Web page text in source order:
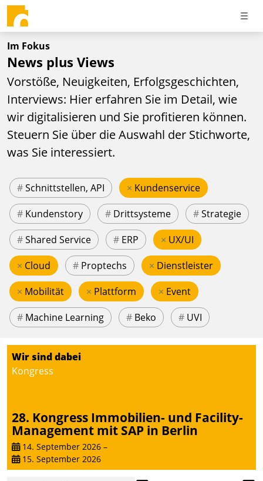
Im Fokus
News plus Views
Vorstöße, Neuigkeiten, Erfolgsgeschichten,
Interviews: Hier erfahren Sie im Detail, wie
wir digitalisieren und Sie profitieren können.
Steuern Sie über die Auswahl der Stichworte,
was Sie interessiert.
#Schnittstellen, API × Kundenservice
# Kundenstory # Drittsysteme #Strategie
#Shared Service # ERP × UX/UI
× Cloud # Proptechs × Dienstleister
× Mobilität × Plattform × Event
# Machine Learning # Beko # UVI
Wir sind dabei
Kongress
28. Kongress Immobilien- und Facility-
Management mit SAP in Berlin
14. September 2026 –
15. September 2026